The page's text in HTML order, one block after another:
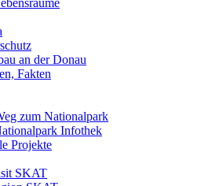
an der Donau
Fakten
zum Nationalpark
Infothek
Projekte
SKAT